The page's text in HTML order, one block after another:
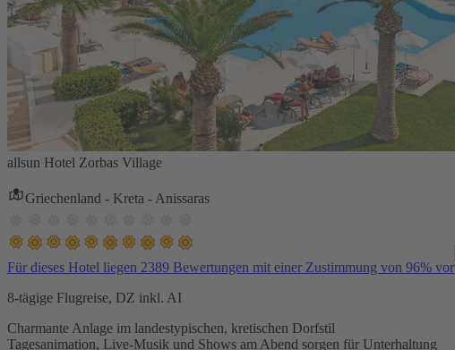
allsun Hotel Zorbas Village
Griechenland - Kreta - Anissaras
Für dieses Hotel liegen 2389 Bewertungen mit einer Zustimmung von 96% vor
8-tägige Flugreise, DZ inkl. AI
Charmante Anlage im landestypischen, kretischen Dorfstil
Tagesanimation, Live-Musik und Shows am Abend sorgen für Unterhaltung